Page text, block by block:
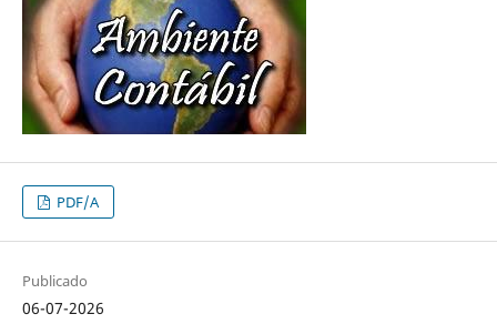
PDF/A
Publicado
06-07-2026